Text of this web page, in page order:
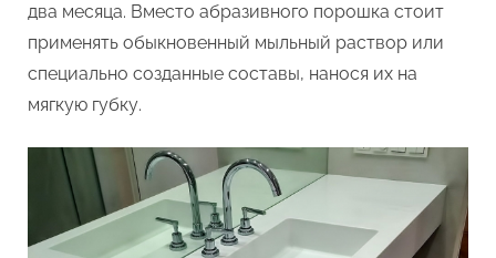
два месяца. Вместо абразивного порошка стоит
применять обыкновенный мыльный раствор или
специально созданные составы, нанося их на
мягкую губку.